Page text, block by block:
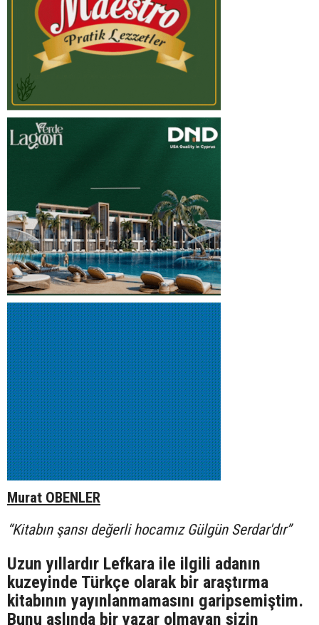
Murat OBENLER
“Kitabın şansı değerli hocamız Gülgün Serdar'dır”
Uzun yıllardır Lefkara ile ilgili adanın
kuzeyinde Türkçe olarak bir araştırma
kitabının yayınlanmamasını garipsemiştim.
Bunu aslında bir yazar olmayan sizin